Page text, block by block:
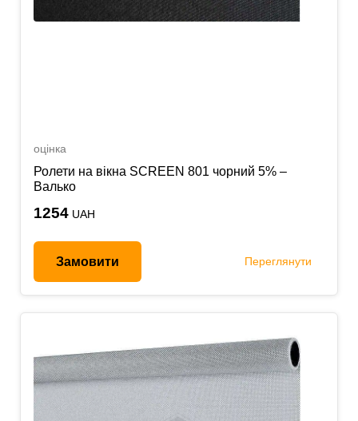
оцінка
Ролети на вікна SCREEN 801 чорний 5% –
Валько
1254 UAH
Замовити Переглянути